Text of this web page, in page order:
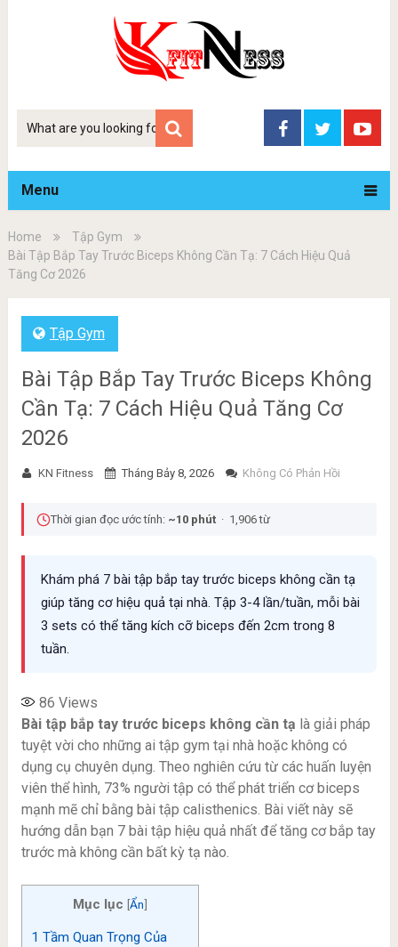
Tim
Menu
Home
Tập Gym
Bài Tập Bắp Tay Trước Biceps Không Cần Tạ: 7 Cách Hiệu Quả
Tăng Cơ 2026
Tập Gym
Bài Tập Bắp Tay Trước Biceps Không
Cần Tạ: 7 Cách Hiệu Quả Tăng Cơ
2026
KN Fitness Tháng Bảy 8, 2026 Không Có Phản Hồi
Thời gian đọc ước tính: ~10 phút· 1,906 từ
Khám phá 7 bài tập bắp tay trước biceps không cần tạ
giúp tăng cơ hiệu quả tại nhà. Tập 3-4 lần/tuần, mỗi bài
3 sets có thể tăng kích cỡ biceps đến 2cm trong 8
tuần.
86 Views
Bài tập bắp tay trước biceps không cần tạ là giải pháp
tuyệt vời cho những ai tập gym tại nhà hoặc không có
dụng cụ chuyên dụng. Theo nghiên cứu từ các huấn luyện
viên thể hình, 73% người tập có thể phát triển cơ biceps
mạnh mẽ chỉ bằng bài tập calisthenics. Bài viết này sẽ
hướng dẫn bạn 7 bài tập hiệu quả nhất để tăng cơ bắp tay
trước mà không cần bất kỳ tạ nào.
Mục lục [Ẩn]
1 Tầm Quan Trọng Của